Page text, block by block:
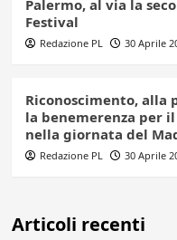
Palermo, al via la
Festival
Redazione PL 30 Aprile
Riconoscimento, alla
la benemerenza per
nella giornata del
Redazione PL 30 Aprile
Articoli recenti